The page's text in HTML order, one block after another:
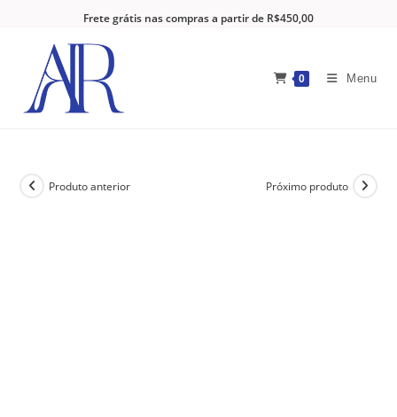
Frete grátis nas compras a partir de R$450,00
0 Menu
Produto anterior Próximo produto